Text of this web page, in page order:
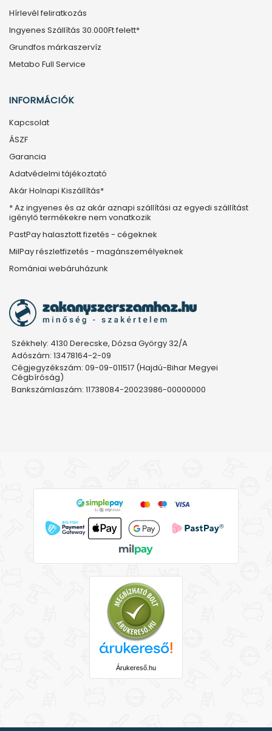
Hírlevél feliratkozás
Ingyenes Szállítás 30.000Ft felett*
Grundfos márkaszervíz
Metabo Full Service
INFORMÁCIÓK
Kapcsolat
ÁSZF
Garancia
Adatvédelmi tájékoztató
Akár Holnapi Kiszállítás*
* Az ingyenes és az akár aznapi szállítási az egyedi szállítást
igénylő termékekre nem vonatkozik
PastPay halasztott fizetés - cégeknek
MilPay részletfizetés - magánszemélyeknek
Romániai webáruházunk
Székhely: 4130 Derecske, Dózsa György 32/A
Adószám: 13478164-2-09
Cégjegyzékszám: 09-09-011517 (Hajdú-Bihar Megyei
Cégbíróság)
Bankszámlaszám: 11738084-20023986-00000000
Árukereső.hu